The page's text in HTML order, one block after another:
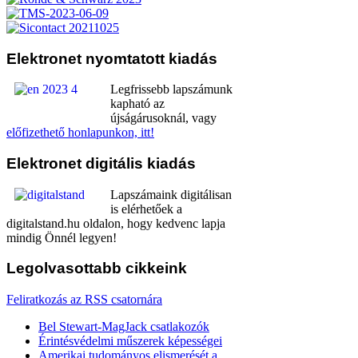
Elektronet nyomtatott kiadás
Legfrissebb lapszámunk
kapható az
újságárusoknál, vagy
előfizethető honlapunkon, itt!
Elektronet digitális kiadás
Lapszámaink digitálisan
is elérhetőek a
digitalstand.hu oldalon, hogy kedvenc lapja
mindig Önnél legyen!
Legolvasottabb cikkeink
Feliratkozás az RSS csatornára
Bel Stewart-MagJack csatlakozók
Érintésvédelmi műszerek képességei
Amerikai tudományos elismerését a